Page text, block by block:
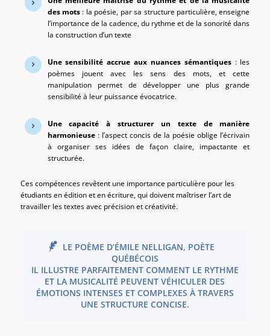
des mots : la poésie, par sa structure particulière, enseigne
l’importance de la cadence, du rythme et de la sonorité dans
la construction d’un texte
Une sensibilité accrue aux nuances sémantiques: les
poèmes jouent avec les sens des mots, et cette
manipulation permet de développer une plus grande
sensibilité à leur puissance évocatrice.
Une capacité à structurer un texte de manière
harmonieuse: l’aspect concis de la poésie oblige l’écrivain
à organiser ses idées de façon claire, impactante et
structurée.
Ces compétences revêtent une importance particulière pour les
étudiants en édition et en écriture, qui doivent maîtriser l’art de
travailler les textes avec précision et créativité.
LE POÈME D’ÉMILE NELLIGAN, POÈTE
QUÉBÉCOIS
IL ILLUSTRE PARFAITEMENT COMMENT LE RYTHME
ET LA MUSICALITÉ PEUVENT VÉHICULER DES
ÉMOTIONS INTENSES ET COMPLEXES À TRAVERS
UNE STRUCTURE CONCISE.